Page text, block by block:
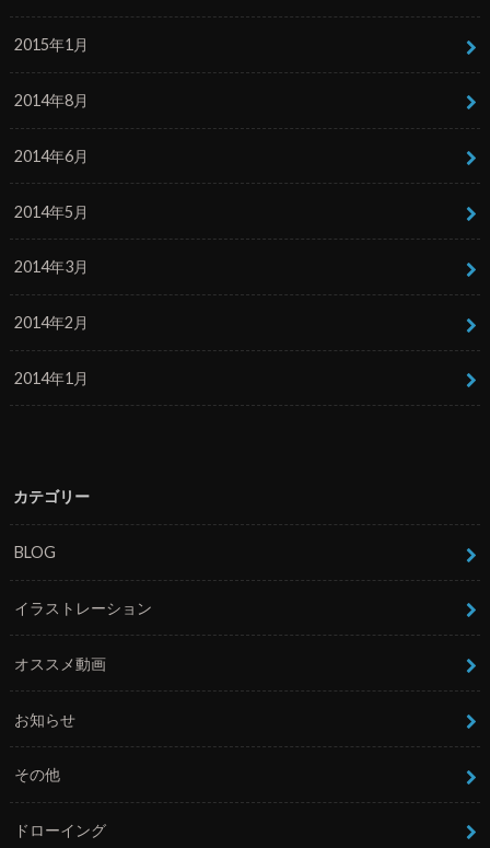
2015年1月
2014年8月
2014年6月
2014年5月
2014年3月
2014年2月
2014年1月
カテゴリー
BLOG
イラストレーション
オススメ動画
お知らせ
その他
ドローイング